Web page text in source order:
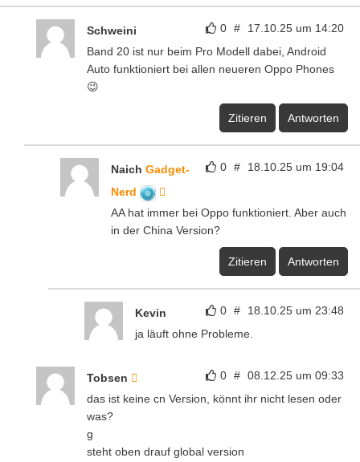
0 # 17.10.25 um 14:20
Schweini
Band 20 ist nur beim Pro Modell dabei, Android
Auto funktioniert bei allen neueren Oppo Phones
😉
Zitieren Antworten
0 # 18.10.25 um 19:04
Naich Gadget-
Nerd
AA hat immer bei Oppo funktioniert. Aber auch
in der China Version?
Zitieren Antworten
0 # 18.10.25 um 23:48
Kevin
ja läuft ohne Probleme.
0 # 08.12.25 um 09:33
Tobsen
das ist keine cn Version, könnt ihr nicht lesen oder
was?
g
steht oben drauf global version